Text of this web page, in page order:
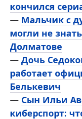
кончился
— Мальчик с
могли не
Долматове
— Дочь
работает
Белькевич
— Сын Ильи
киберспорт: